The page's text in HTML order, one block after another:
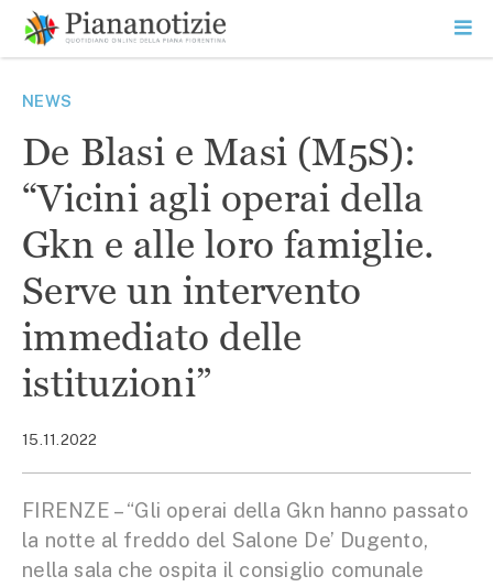
contenuto
SEARCH
NEWS
De Blasi e Masi (M5S):
“Vicini agli operai della
Gkn e alle loro famiglie.
Serve un intervento
immediato delle
istituzioni”
15.11.2022
FIRENZE – “Gli operai della Gkn hanno passato
la notte al freddo del Salone De’ Dugento,
nella sala che ospita il consiglio comunale